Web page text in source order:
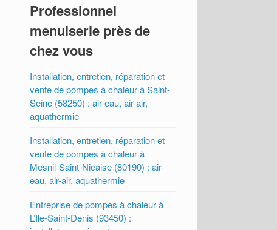
Professionnel
menuiserie près de
chez vous
Installation, entretien, réparation et
vente de pompes à chaleur à Saint-
Seine (58250) : air-eau, air-air,
aquathermie
Installation, entretien, réparation et
vente de pompes à chaleur à
Mesnil-Saint-Nicaise (80190) : air-
eau, air-air, aquathermie
Entreprise de pompes à chaleur à
L’Ile-Saint-Denis (93450) :